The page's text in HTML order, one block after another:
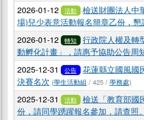
2026-01-12 活動
檢送財團法人中
場)兒少表意活動報名簡章乙份，
2026-01-12 轉知
行政院人權及轉
動孵化計畫」，請惠予協助公告周
2025-12-31 公告
花蓮縣立國風國
決賽名次 (學生活動組 / 425 / 學務處)
2025-12-31 活動
檢送「教育部國
份，請同學踴躍報名參加，請查照。